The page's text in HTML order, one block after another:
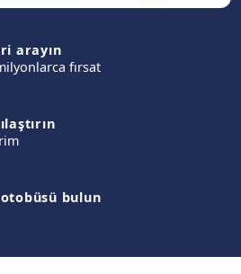
arayın
fırsat
bulun